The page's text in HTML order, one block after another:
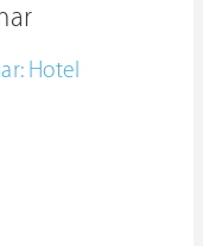
Hotel